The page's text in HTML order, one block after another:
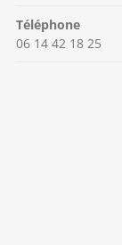
Téléphone
06 14 42 18 25